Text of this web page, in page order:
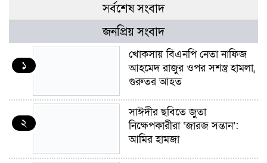
সর্বশেষ সংবাদ
জনপ্রিয় সংবাদ
১
খোকসায় বিএনপি নেতা নাফিজ
আহমেদ রাজুর ওপর সশস্ত্র হামলা,
গুরুতর আহত
২
সাঈদীর ছবিতে জুতা
নিক্ষেপকারীরা ‘জারজ সন্তান’:
আমির হামজা